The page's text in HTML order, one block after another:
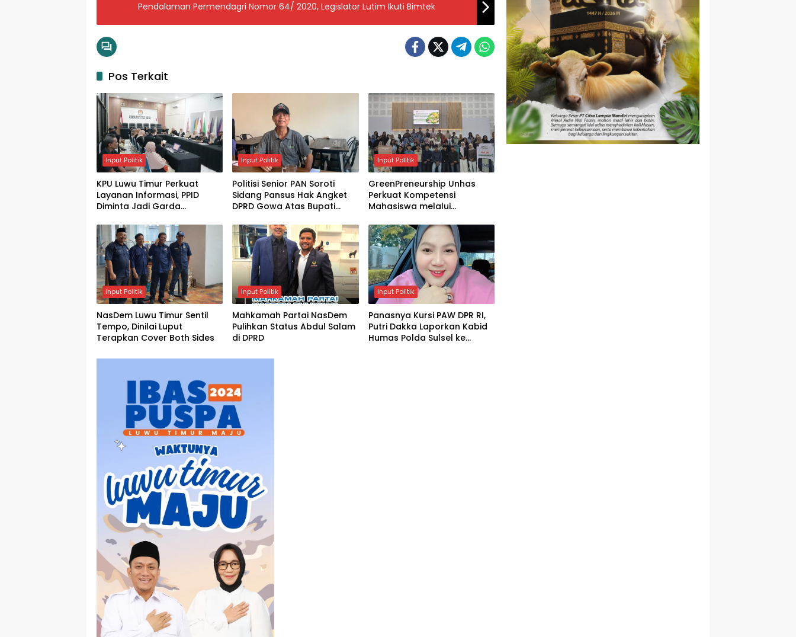
Pendalaman Permendagri Nomor 64/ 2020, Legislator Lutim Ikuti Bimtek
Pos Terkait
Input Politik
KPU Luwu Timur Perkuat
Layanan Informasi, PPID
Diminta Jadi Garda
Input Politik
Politisi Senior PAN Soroti
Sidang Pansus Hak Angket
DPRD Gowa Atas Bupati
Input Politik
GreenPreneurship Unhas
Perkuat Kompetensi
Mahasiswa melalui
Keberlanjutan
Input Politik
NasDem Luwu Timur Sentil
Tempo, Dinilai Luput
Terapkan Cover Both Sides
Input Politik
Mahkamah Partai NasDem
Pulihkan Status Abdul Salam
di DPRD
Input Politik
Panasnya Kursi PAW DPR RI,
Putri Dakka Laporkan Kabid
Humas Polda Sulsel ke